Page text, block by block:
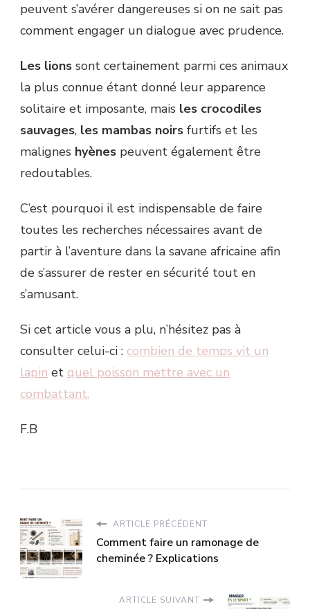
peuvent s’avérer dangereuses si on ne sait pas
comment engager un dialogue avec prudence.
Les lions sont certainement parmi ces animaux
la plus connue étant donné leur apparence
solitaire et imposante, mais les crocodiles
sauvages, les mambas noirs furtifs et les
malignes hyènes peuvent également être
redoutables.
C’est pourquoi il est indispensable de faire
toutes les recherches nécessaires avant de
partir à l’aventure dans la savane africaine afin
de s’assurer de rester en sécurité tout en
s’amusant.
Si cet article vous a plu, n’hésitez pas à
consulter celui-ci : combien de temps vit un
lapin et quel poisson mettre avec un
combattant.
F.B
ARTICLE PRÉCÉDENT
Comment faire un ramonage de
cheminée ? Explications
ARTICLE SUIVANT